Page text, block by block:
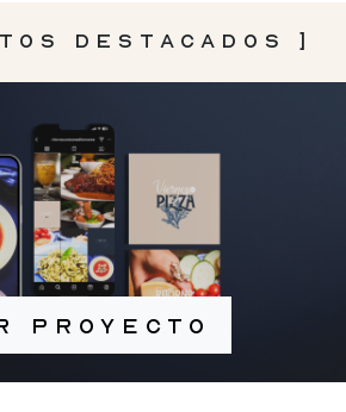
destacados ]
proyecto